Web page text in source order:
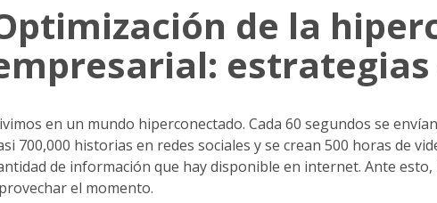
de la
estrategias
en un mundo hiperconectado. Cada 60 segundos se
700,000 historias en redes sociales y se crean 500 horas de
de información que hay disponible en internet. Ante
el momento.